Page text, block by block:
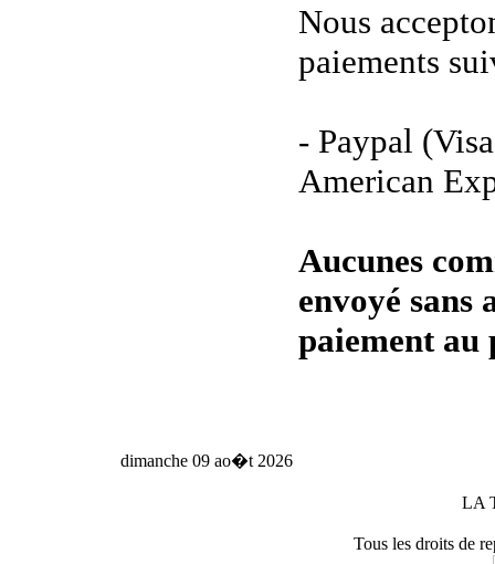
Nous
paiements
- Paypal
American
Aucunes
envoyé sans
paiement au
dimanche 09 ao�t 2026
LA
Tous les droits de